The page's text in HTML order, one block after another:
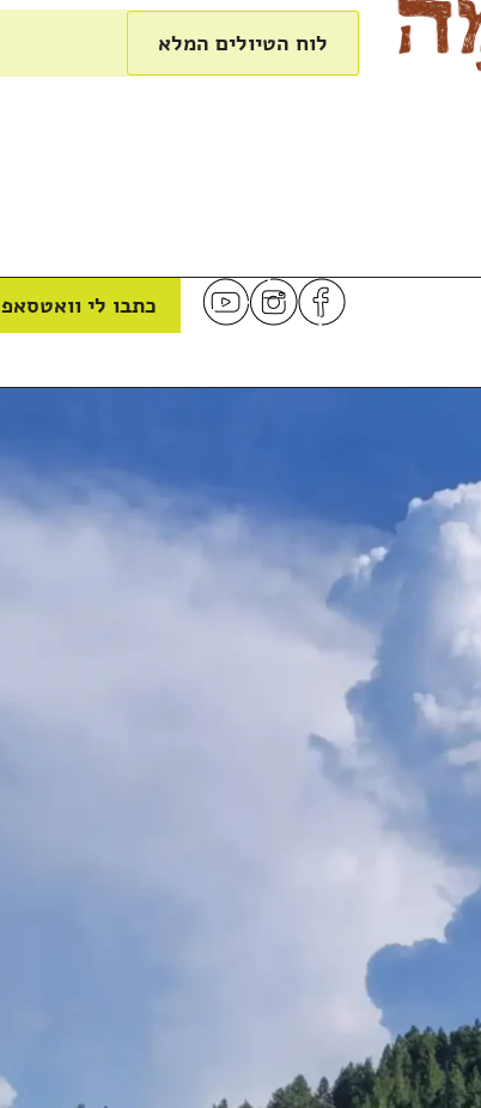
לוח הטיולים המלא
כתבו לי וואטסאפ